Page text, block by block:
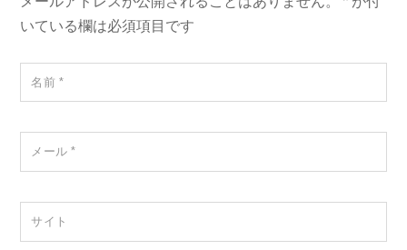
いている欄は必須項目です
名前 *
メール*
サイト